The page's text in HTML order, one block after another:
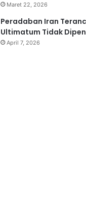
Maret 22, 2026
Peradaban Iran
Ultimatum Tidak
April 7, 2026